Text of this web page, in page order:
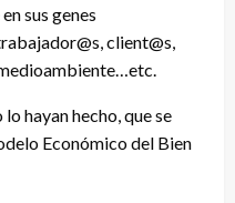
sus genes
client@s,
hayan hecho, que se
Económico del Bien